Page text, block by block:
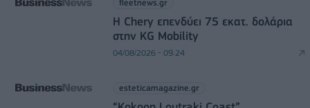
fleetnews.gr
Η Chery επενδύει 75 εκατ. δολάρια
στην KG Mobility
04/08/2026 - 09:24
esteticamagazine.gr